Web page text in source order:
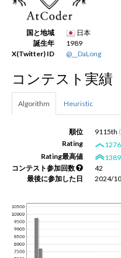
新規登録
国と地域
日本
誕生年
1989
X(Twitter) ID
@__DaLong
コンテスト実績
Algorithm Heuristic
順位 9115th
Rating
1276
Rating最高値
1389
コンテスト参加回数
42
最後に参加した日
2024/